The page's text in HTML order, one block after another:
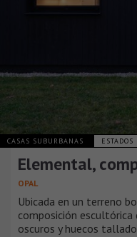
CASAS SUBURBANAS
Elemental,
OPAL
Ubicada en un terreno
composición
oscuros y huecos